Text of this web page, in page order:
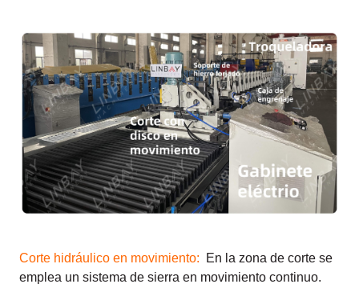
Corte hidráulico en movimiento: En la zona de corte se
emplea un sistema de sierra en movimiento continuo.